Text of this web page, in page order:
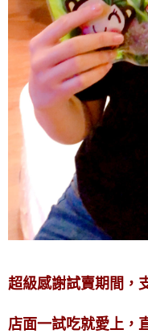
超級感謝試賣期間，
店面一試吃就愛上，